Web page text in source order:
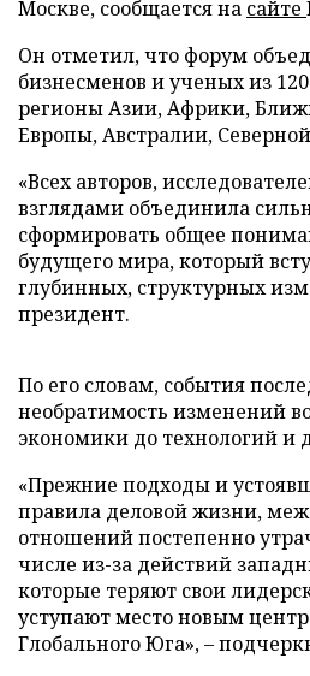
Москве, сообщается на сайте
Он отметил, что форум
бизнесменов и ученых из
регионы Азии, Африки,
Европы, Австралии,
«Всех авторов,
взглядами объединила
сформировать общее
будущего мира, который
глубинных, структурных
президент.
По его словам, события
необратимость изменений
экономики до технологий и
«Прежние подходы и
правила деловой жизни,
отношений постепенно
числе из-за действий
которые теряют свои
уступают место новым
Глобального Юга», –